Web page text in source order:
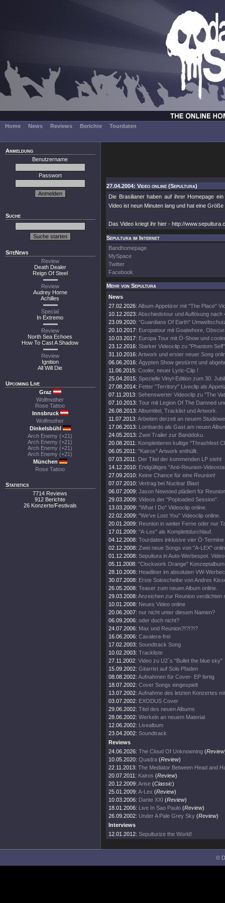
Home News Reviews Berichte Tourdaten
Anmeldung
Benutzername
Passwort
Suche
SiteNews
Review
Death Dealer
Reign Of Steel
Review
Audrey Horne
Achilles
Special
In Extremo
Review
North Sea Echoes
How To Cast A Shadow
Review
Ignition
All Will Die
Upcoming Live
Graz
Wolfmother
Rose Tattoo
Innsbruck
Wolfmother
Dinkelsbühl
Arch Enemy (+21)
Arch Enemy (+21)
Arch Enemy (+21)
Arch Enemy (+21)
München
Rose Tattoo
Statistics
7714 Reviews
912 Berichte
26 Konzerte/Festivals
27.04.2004: Video online (Sepultura)
Die Brasilianer haben auf ihrer Homepage
Video ist neun Minuten lang und hat eine
Das Video kriegt ihr hier - http://
Sepultura im Internet
Bandhomepage
MySpace
Twitter
Facebook
Mehr von Sepultura
News
27.02.2026: Album-Appetizer mit "The Place"
10.12.2023: Abschiedstour und Auflösung nach
23.09.2020: "Guardians Of Earth"
20.10.2017: Europatour mit Goatwhore,
10.03.2017: Europa Tour mit Ö-Show und
23.12.2016: Starker Videoclip zu "Phantom
31.10.2016: Artwork und erster neuer Song
06.06.2016: Ägypten Show gestürmt und
11.06.2015: Cooler, neuer Lyric-Clip !
25.04.2015: Spezielle Vinyl-Edition zum 30.
27.08.2014: Fetter "Territory" Liveclip als
07.11.2013: Sehenswerter Videoclip zu "The
07.10.2013: Tour mit Legion Of The Damned
26.08.2013: Albumtitel, Tracklist und Artwork.
11.07.2013: Arbeiten derzeit an neuem
17.06.2013: Lombardo als Gast am neuen
24.05.2013: Zwei Trailer zur Banddoku.
20.08.2011: Komplettieren kultige "Thrashfest
06.05.2011: "Kairos" Artwork enthüllt.
07.03.2011: Der Titel der kommenden LP steht
14.12.2010: Endgültiges "Anti-Reunion-
27.09.2010: Keine Chance für eine Reunion!
07.07.2010: Vertrag bei Nuclear Blast
06.07.2009: Jason Newsted plädiert für
29.03.2009: Videos der "Poploaded Session".
13.03.2009: "What I Do" Videoclip online.
22.02.2009: "We've Lost You" Videoclip online.
20.01.2009: Reunion in weiter Ferne oder nur
17.01.2009: "A-Lex" als Komplettdurchlauf.
04.12.2008: Tourdates inklusive vier Ö-Termine
02.12.2008: Zwei neue Songs von "A-LEX"
01.12.2008: Sepultura in Auto-Werbespot.
05.11.2008: "Clockwork Orange"
28.10.2008: Headliner im absoluten VW-
30.07.2008: Erste Soloscheibe von Andres
26.05.2008: Teaser zum neuen Album online.
29.03.2008: Anzeichen zur Reunion verdichten
10.01.2008: Neues Video online
20.06.2007: nur nicht unter diesem Namen?
06.09.2006: oder doch nicht?
24.07.2006: Max und Reunion?!?!?!?
16.06.2006: Cavalera-frei
17.02.2003: Soundtrack Song
10.02.2003: Trackliste
27.11.2002: Video zu U2`s "Bullet the blue sky"
15.09.2002: Gitarrist auf Solo Pfaden
08.08.2002: Aufnahmen für Cover- EP fertig
18.07.2002: Cover Songs eingespielt
13.07.2002: Aufnahme des letzten Konzertes
03.07.2002: EXODUS Cover
29.06.2002: Titel des neuen Albums
28.06.2002: Werkeln an neuem Material
12.06.2002: Livealbum
23.04.2002: Soundtrack
Reviews
24.06.2026: The Cloud Of Unknowning (Review
10.05.2020: Quadra (Review)
22.11.2013: The Mediator Between Head and
20.07.2011: Kairos (Review)
20.12.2009: Arise (Classic)
25.01.2009: A-Lex (Review)
10.03.2006: Dante XXI (Review)
18.01.2006: Live In Sao Paulo (Review)
26.09.2002: Under A Pale Grey Sky (Review)
Interviews
12.01.2012: Sepulturize the World!
©